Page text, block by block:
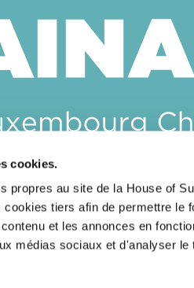
cookies.
propres au site de la House of
tiers afin de permettre le
et les annonces en
médias sociaux et d'analyser le